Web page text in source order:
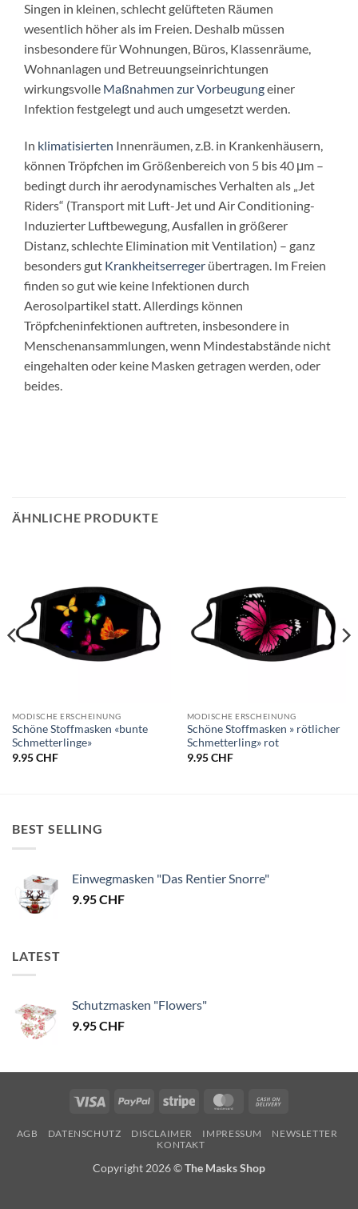
Singen in kleinen, schlecht gelüfteten Räumen
wesentlich höher als im Freien. Deshalb müssen
insbesondere für Wohnungen, Büros, Klassenräume,
Wohnanlagen und Betreuungseinrichtungen
wirkungsvolle Maßnahmen zur Vorbeugungeiner
Infektion festgelegt und auch umgesetzt werden.
In klimatisierten Innenräumen, z.B. in Krankenhäusern,
können Tröpfchen im Größenbereich von 5 bis 40 μm –
bedingt durch ihr aerodynamisches Verhalten als „Jet
Riders“ (Transport mit Luft-Jet und Air Conditioning-
Induzierter Luftbewegung, Ausfallen in größerer
Distanz, schlechte Elimination mit Ventilation) – ganz
besonders gut Krankheitserreger übertragen. Im Freien
finden so gut wie keine Infektionen durch
Aerosolpartikel statt. Allerdings können
Tröpfcheninfektionen auftreten, insbesondere in
Menschenansammlungen, wenn Mindestabstände nicht
eingehalten oder keine Masken getragen werden, oder
beides.
ÄHNLICHE PRODUKTE
MODISCHE ERSCHEINUNG
Schöne Stoffmasken «bunte
Schmetterlinge»
9.95CHF
MODISCHE ERSCHEINUNG
Schöne Stoffmasken » rötlicher
Schmetterling» rot
9.95CHF
BEST SELLING
Einwegmasken "Das Rentier Snorre"
9.95CHF
LATEST
Schutzmasken "Flowers"
9.95CHF
Visa PayPal Stripe MasterCard
Delivery
AGB DATENSCHUTZ DISCLAIMER IMPRESSUM
NEWSLETTER
KONTAKT
Copyright 2026 ©The Masks Shop